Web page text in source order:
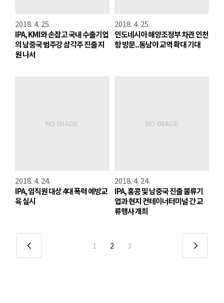
2018. 4. 25.
IPA, KMI와 손잡고 국내 수출기업
의 남중국 범주강 삼각주 진출 지
원 나서
2018. 4. 25.
인도네시아 해양조정부 차관 인천
항 방문..동남아 교역 확대 기대
2018. 4. 24.
IPA, 임직원 대상 4대 폭력 예방교
육 실시
2018. 4. 24.
IPA, 홍콩 및 남중국 진출 물류기
업과 현지 컨테이너터미널 간 교
류행사 개최
1 2 3